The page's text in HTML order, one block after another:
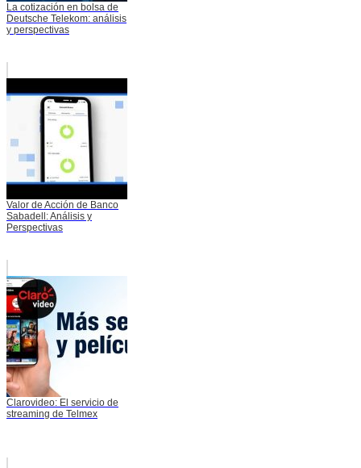
La cotización en bolsa de
Deutsche Telekom: análisis
y perspectivas
Valor de Acción de Banco
Sabadell: Análisis y
Perspectivas
Clarovideo: El servicio de
streaming de Telmex